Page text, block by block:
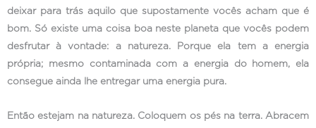
deixar para trás aquilo que supostamente vocês acham que é
bom. Só existe uma coisa boa neste planeta que vocês podem
desfrutar à vontade: a natureza. Porque ela tem a energia
própria; mesmo contaminada com a energia do homem, ela
consegue ainda lhe entregar uma energia pura.
Então estejam na natureza. Coloquem os pés na terra. Abracem